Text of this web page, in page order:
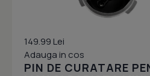
149.99 Lei
Adauga in cos
PIN DE CURATARE